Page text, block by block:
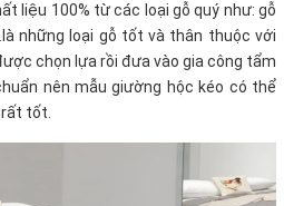
liệu 100% từ các loại gỗ quý như: gỗ
những loại gỗ tốt và thân thuộc với
chọn lựa rồi đưa vào gia công tẩm
nên mẫu giường hộc kéo có thể
rất tốt.